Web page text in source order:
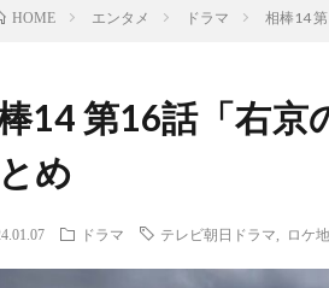
HOME エンタメ ドラマ 相棒14
14 第16話「右京
め
ドラマ テレビ朝日ドラマ ロケ地